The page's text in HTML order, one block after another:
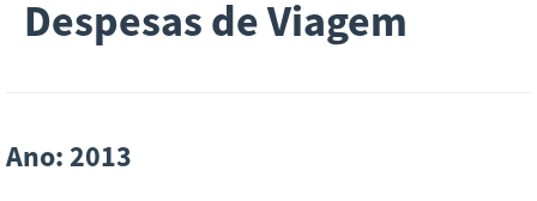
Despesas de Viagem
Ano: 2013